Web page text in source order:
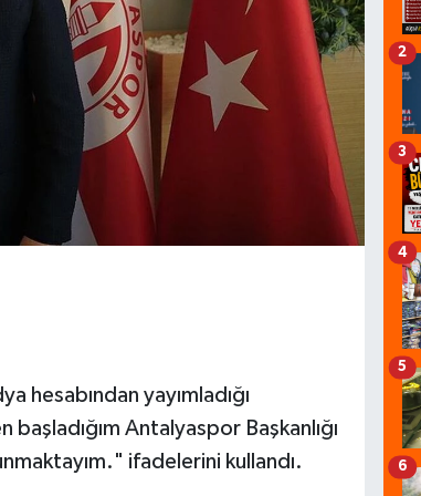
hesabından yayımladığı
Antalyaspor Başkanlığı
ifadelerini kullandı.
2
3
4
5
6